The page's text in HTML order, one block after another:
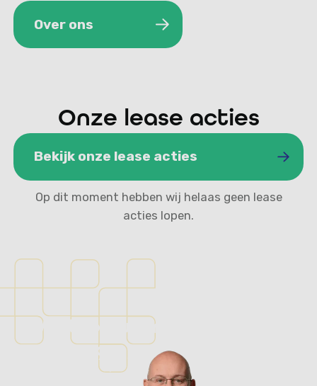
Over ons
Onze lease acties
Bekijk onze lease acties
Bekijk onze lease acties
Op dit moment hebben wij helaas geen lease
acties lopen.
Vertrouwd in auto’s, al
sinds 1975.
Neem telefonisch contact op met ons team